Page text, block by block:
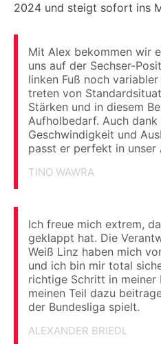
2024 und steigt sofort ins
Mit Alex bekommen wir
uns auf der Sechser-
linken Fuß noch
treten von
Stärken und in diesem
Aufholbedarf. Auch dank
Geschwindigkeit und
passt er perfekt in
TINO WAWRA
Ich freue mich extrem,
geklappt hat. Die
Weiß Linz haben mich
und ich bin mir total
richtige Schritt in meiner
meinen Teil dazu
der Bundesliga spielt.
ALEXANDER BRIEDL